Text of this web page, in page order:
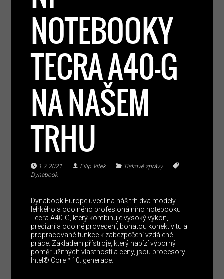
NOTEBOOKY
TECRA A40-G
NA NAŠEM
TRHU
1.7.2021 Filip Vítek
Tiskové zprávy
Dynabook
Dynabook Europe uvedl na náš trh dva modely
lehkého a odolného profesionálního notebooku
Tecra A40-G, který kombinuje vysoký výkon,
precizní a odolné provedení, bohatou konektivitu a
propracované funkce k zabezpečení vzdálené
práce. Základem přístroje, který nabízí výborný
poměr užitných vlastností a ceny, jsou procesory
Intel® Core™ 10. generace.